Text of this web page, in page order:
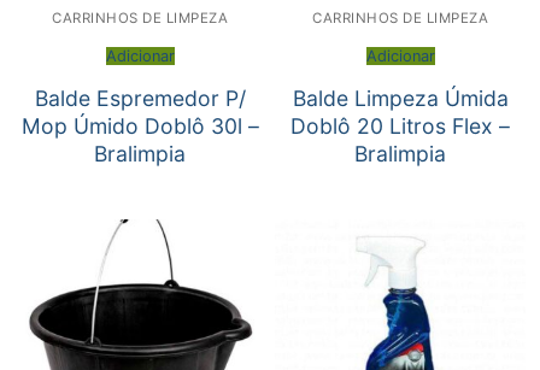
CARRINHOS DE LIMPEZA
Adicionar
Balde Espremedor P/
Mop Úmido Doblô 30l –
Bralimpia
CARRINHOS DE LIMPEZA
Adicionar
Balde Limpeza Úmida
Doblô 20 Litros Flex –
Bralimpia